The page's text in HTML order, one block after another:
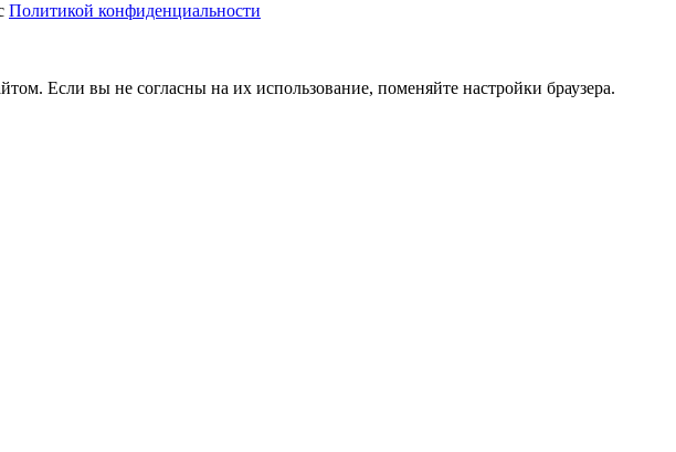
Политикой конфиденциальности
Если вы не согласны на их использование, поменяйте настройки браузера.